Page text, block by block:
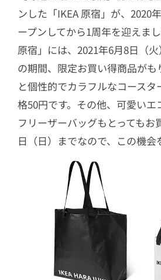
ンした「IKEA 原宿」が、2020
ープンしてから1周年を迎えま
原宿」には、2021年6月8日（火
の期間、限定お買い得商品がも
と個性的でカラフルなコースタ
格50円です。その他、可愛いエ
フリーザーバッグもとってもお
日（日）までなので、この機会